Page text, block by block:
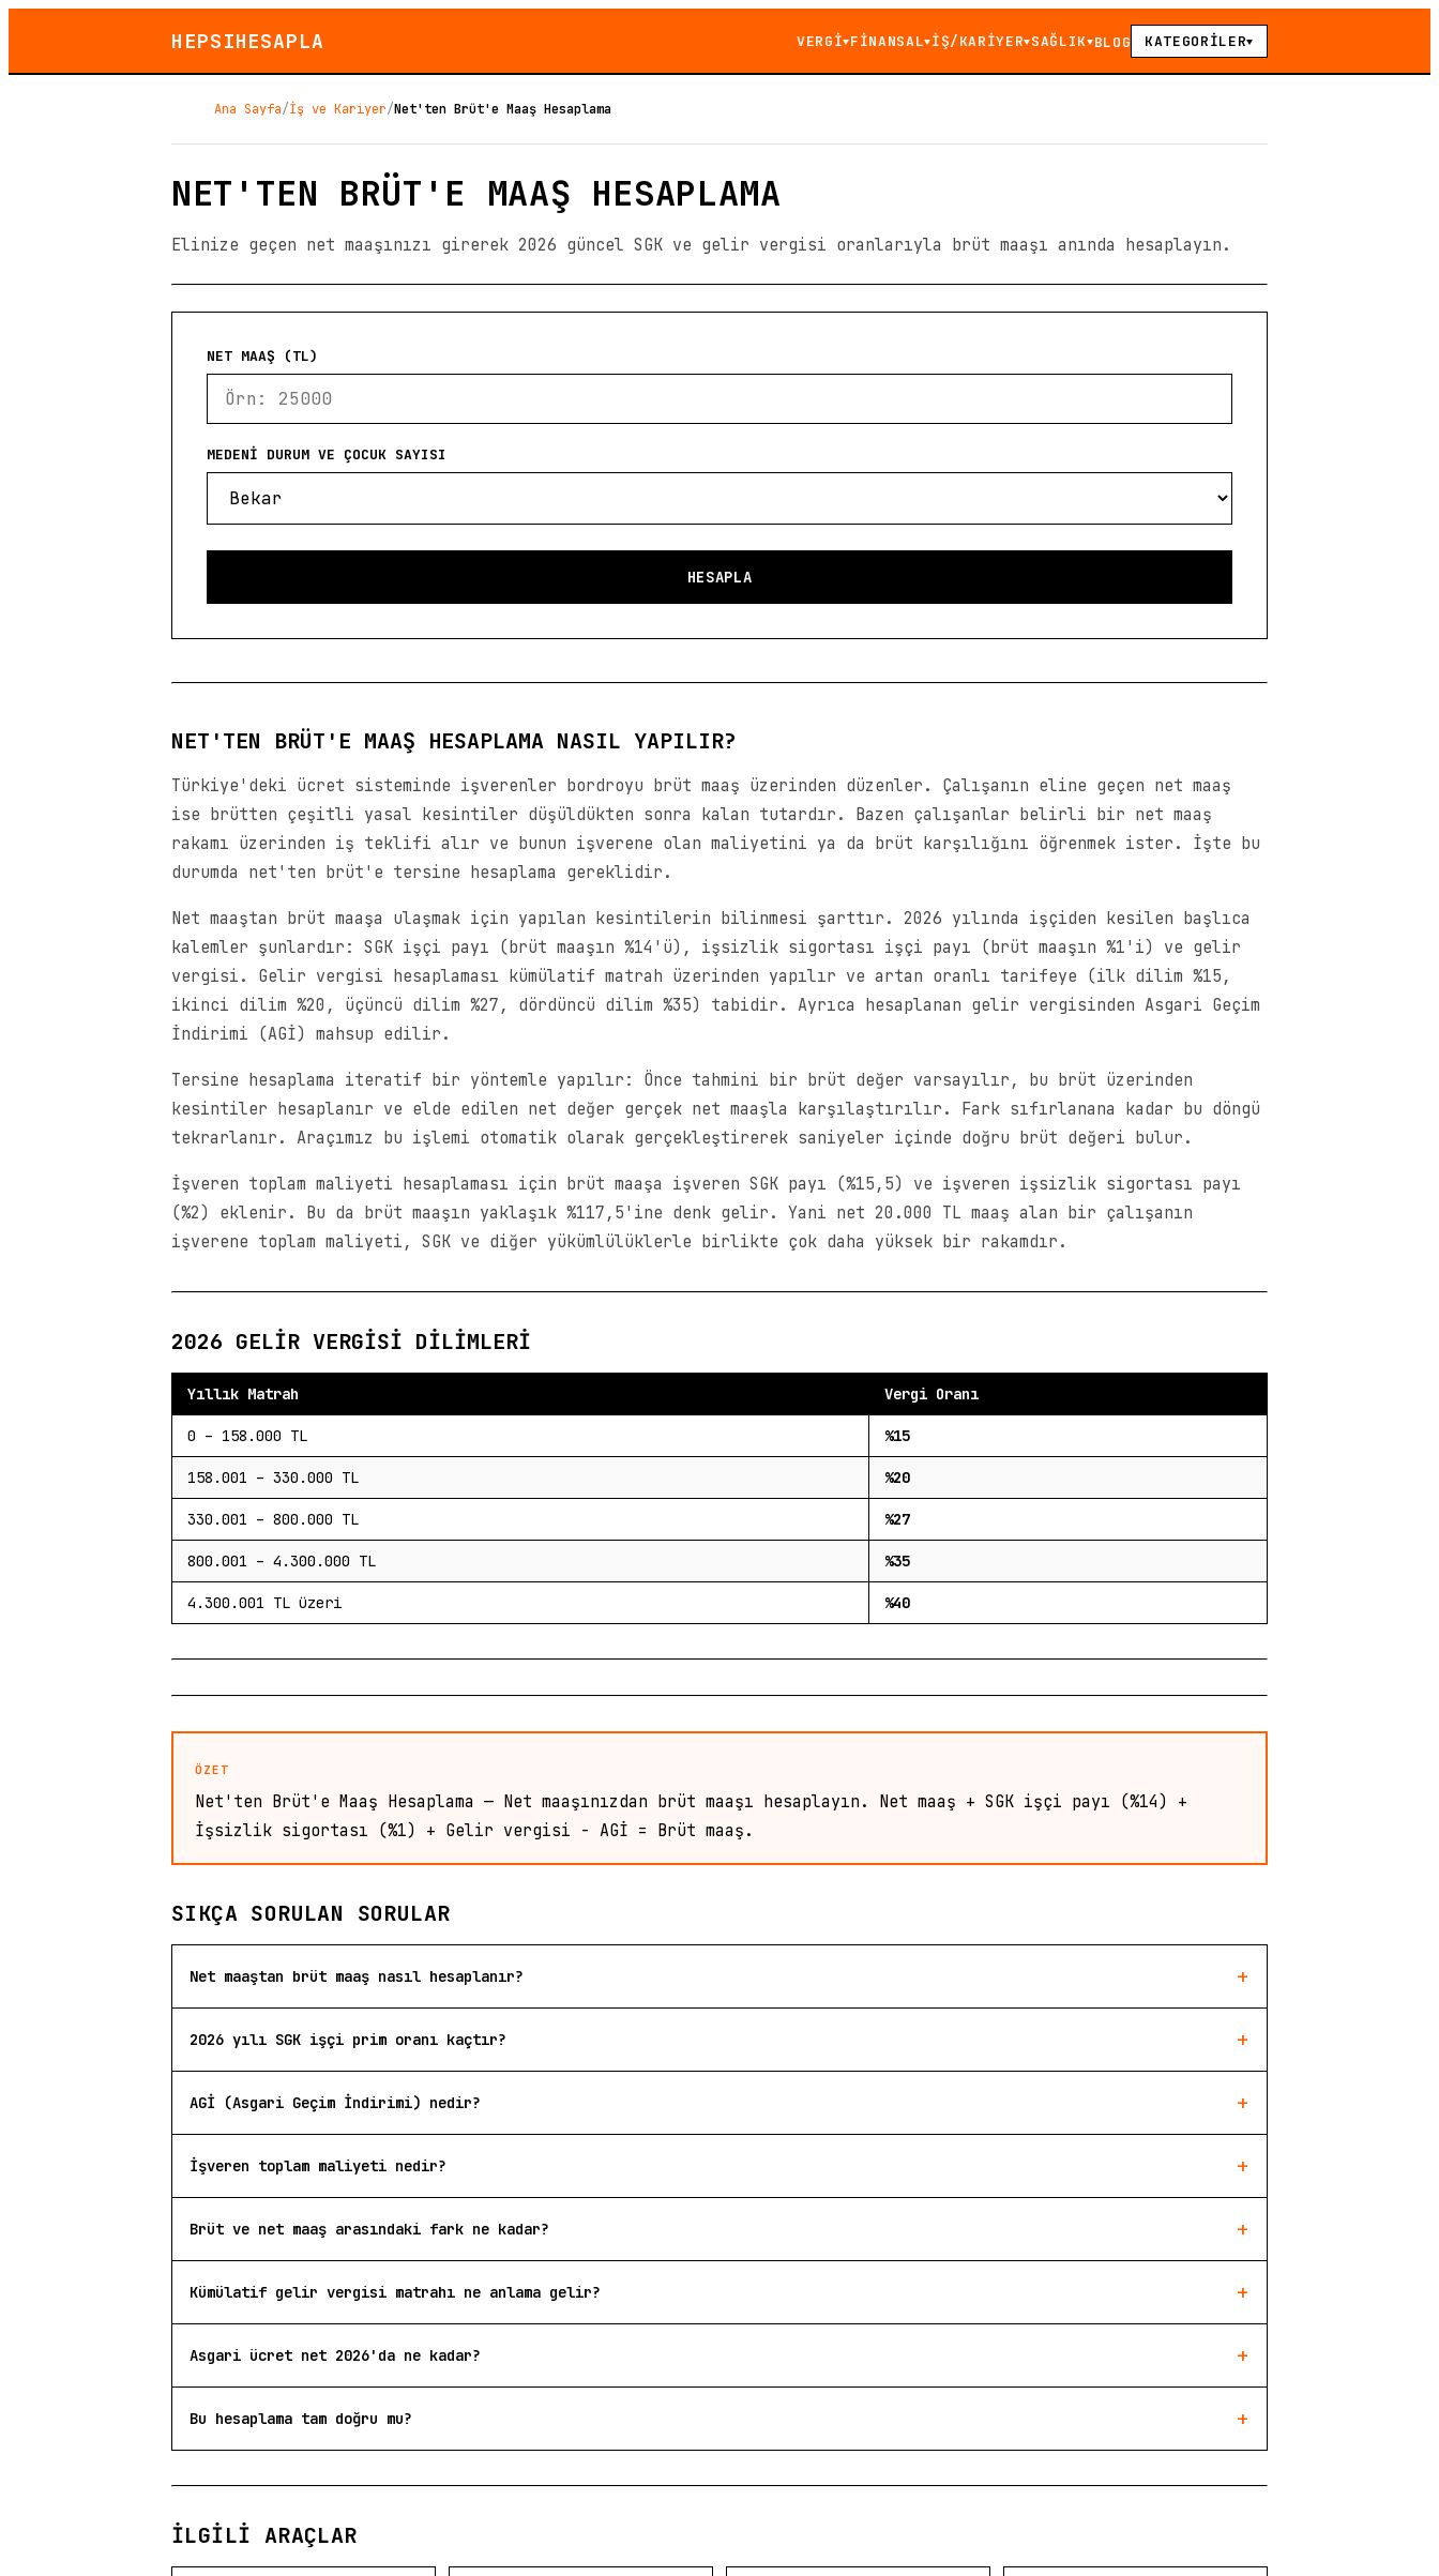
HEPSIHESAPLA VERGİ▼FİNANSAL▼İŞ/KARİYER▼SAĞLIK▼BLOG KATEGORİLER▼
Ana Sayfa/İş ve Kariyer/Net'ten Brüt'e Maaş Hesaplama
NET'TEN BRÜT'E MAAŞ HESAPLAMA
Elinize geçen net maaşınızı girerek 2026 güncel SGK ve gelir vergisi oranlarıyla brüt maaşı anında hesaplayın.
NET MAAŞ (TL)
MEDENI DURUM VE ÇOCUK SAYISI
HESAPLA
NET'TEN BRÜT'E MAAŞ HESAPLAMA NASIL YAPILIR?
Türkiye'deki ücret sisteminde işverenler bordroyu brüt maaş üzerinden düzenler. Çalışanın eline geçen net maaş
ise brütten çeşitli yasal kesintiler düşüldükten sonra kalan tutardır. Bazen çalışanlar belirli bir net maaş
rakamı üzerinden iş teklifi alır ve bunun işverene olan maliyetini ya da brüt karşılığını öğrenmek ister. İşte bu
durumda net'ten brüt'e tersine hesaplama gereklidir.
Net maaştan brüt maaşa ulaşmak için yapılan kesintilerin bilinmesi şarttır. 2026 yılında işçiden kesilen başlıca
kalemler şunlardır: SGK işçi payı (brüt maaşın %14'ü), işsizlik sigortası işçi payı (brüt maaşın %1'i) ve gelir
vergisi. Gelir vergisi hesaplaması kümülatif matrah üzerinden yapılır ve artan oranlı tarifeye (ilk dilim %15,
ikinci dilim %20, üçüncü dilim %27, dördüncü dilim %35) tabidir. Ayrıca hesaplanan gelir vergisinden Asgari Geçim
İndirimi (AGİ) mahsup edilir.
Tersine hesaplama iteratif bir yöntemle yapılır: Önce tahmini bir brüt değer varsayılır, bu brüt üzerinden
kesintiler hesaplanır ve elde edilen net değer gerçek net maaşla karşılaştırılır. Fark sıfırlanana kadar bu döngü
tekrarlanır. Araçımız bu işlemi otomatik olarak gerçekleştirerek saniyeler içinde doğru brüt değeri bulur.
İşveren toplam maliyeti hesaplaması için brüt maaşa işveren SGK payı (%15,5) ve işveren işsizlik sigortası payı
(%2) eklenir. Bu da brüt maaşın yaklaşık %117,5'ine denk gelir. Yani net 20.000 TL maaş alan bir çalışanın
işverene toplam maliyeti, SGK ve diğer yükümlülüklerle birlikte çok daha yüksek bir rakamdır.
2026 GELIR VERGISI DILIMLERI
Yıllık Matrah Vergi Oranı
0 – 158.000 TL %15
158.001 – 330.000 TL %20
330.001 – 800.000 TL %27
800.001 – 4.300.000 TL %35
4.300.001 TL üzeri %40
ÖZET
Net'ten Brüt'e Maaş Hesaplama — Net maaşınızdan brüt maaşı hesaplayın. Net maaş + SGK işçi payı (%14) +
İşsizlik sigortası (%1) + Gelir vergisi - AGİ = Brüt maaş.
SIKÇA SORULAN SORULAR
Net maaştan brüt maaş nasıl hesaplanır? +
2026 yılı SGK işçi prim oranı kaçtır? +
AGİ (Asgari Geçim İndirimi) nedir? +
İşveren toplam maliyeti nedir? +
Brüt ve net maaş arasındaki fark ne kadar? +
Kümülatif gelir vergisi matrahı ne anlama gelir? +
Asgari ücret net 2026'da ne kadar? +
Bu hesaplama tam doğru mu? +
İLGILI ARAÇLAR